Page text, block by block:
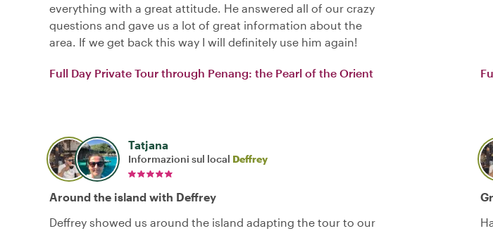
everything with a great attitude. He answered all of our crazy
questions and gave us a lot of great information about the
area. If we get back this way I will definitely use him again!
Full Day Private Tour through Penang: the Pearl of the Orient
Tatjana
Informazioni sul local Deffrey
Around the island with Deffrey
Deffrey showed us around the island adapting the tour to our